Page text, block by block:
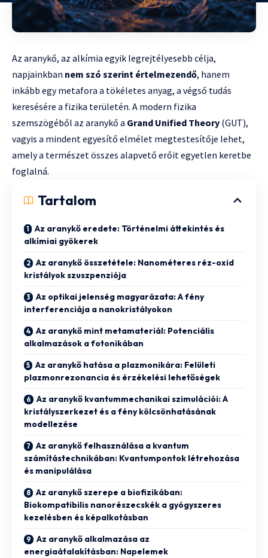
Az aranykő, az alkímia egyik legrejtélyesebb célja,
napjainkban nem szó szerint értelmezendő, hanem
inkább egy metafora a tökéletes anyag, a végső tudás
keresésére a fizika területén. A modern fizika
szemszögéből az aranykő a Grand Unified Theory (GUT),
vagyis a mindent egyesítő elmélet megtestesítője lehet,
amely a természet összes alapvető erőit egyetlen keretbe
foglalná.
Tartalom
Az aranykő eredete: Történelmi áttekintés és
alkímiai gyökerek
Az aranykő összetétele: Nanométeres réz-oxid
kristályok szuszpenziója
Az optikai jelenség magyarázata: A fény
interferenciája a nanokristályokon
Az aranykő mint metamateriál: Potenciális
alkalmazások a fotonikában
Az aranykő hatása a plazmonikára: Felületi
plazmonrezonancia és érzékelési lehetőségek
Az aranykő kvantummechanikai szimulációi: A
kristályszerkezet és a fény kölcsönhatásának
modellezése
Az aranykő felhasználása a kvantum
számítástechnikában: Kvantumpontok létrehozása
és manipulálása
Az aranykő szerepe a biofizikában:
Biokompatibilis nanorészecskék a gyógyszeres
kezelésben és képalkotásban
Az aranykő alkalmazása az
energiaátalakításban: Napelemek